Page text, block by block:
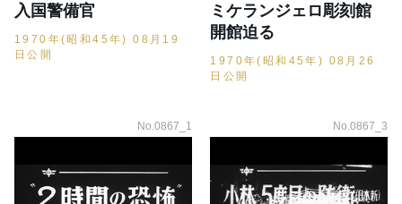
入国警備官
1970年(昭和45年) 08月19
日公開
ミケランジェロ彫刻館
開館迫る
1970年(昭和45年) 08月26
日公開
No.0867_1 No.0867_3